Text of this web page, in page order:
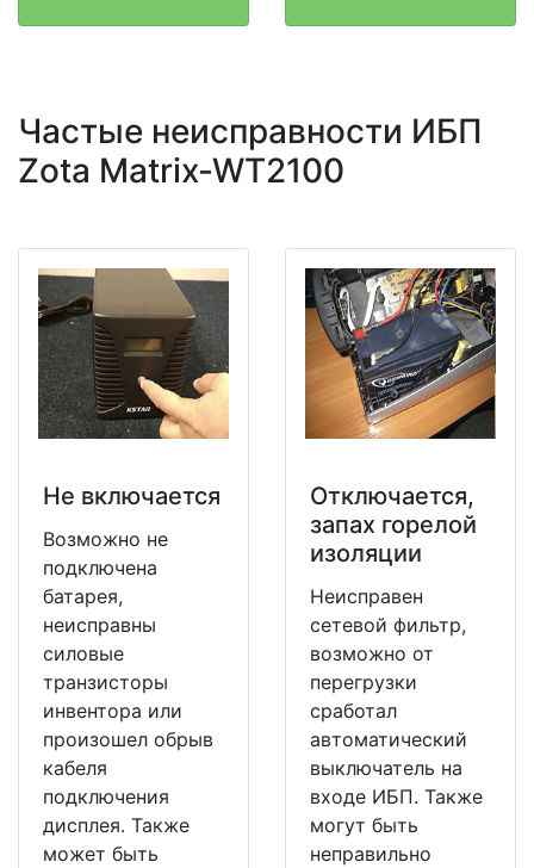
Частые неисправности ИБП
Zota Matrix-WT2100
Не включается
Возможно не
подключена
батарея,
неисправны
силовые
транзисторы
инвентора или
произошел обрыв
кабеля
подключения
дисплея. Также
может быть
Отключается,
запах горелой
изоляции
Неисправен
сетевой фильтр,
возможно от
перегрузки
сработал
автоматический
выключатель на
входе ИБП. Также
могут быть
неправильно